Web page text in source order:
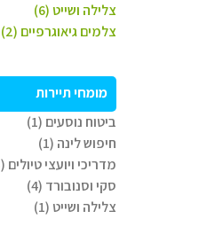
צלילה ושייט (6)
צלמים גיאוגרפיים (2)
מומחי תיירות
ביטוח נוסעים (1)
חיפוש לינה (1)
מדריכי ויועצי טיולים (33)
סקי וסנובורד (4)
צלילה ושייט (1)